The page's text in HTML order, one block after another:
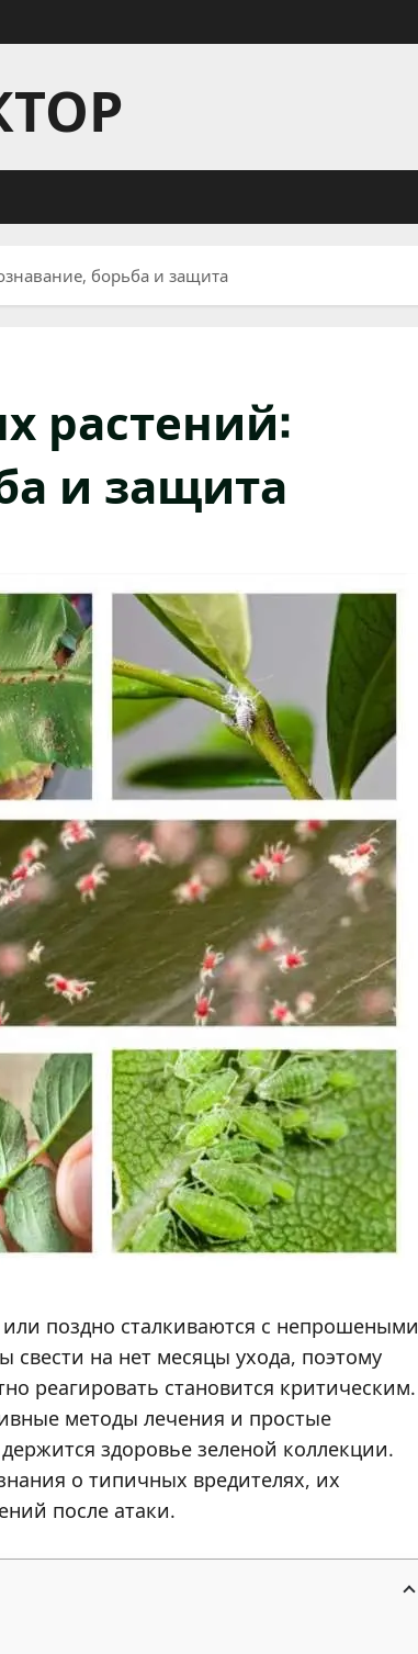
борьба и защита
растений:
и защита
поздно сталкиваются с непрошеными
свести на нет месяцы ухода, поэтому
реагировать становится критическим.
методы лечения и простые
здоровье зеленой коллекции.
о типичных вредителях, их
после атаки.